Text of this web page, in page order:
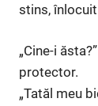
stins,
„Cine-i
protector.
„Tatăl meu